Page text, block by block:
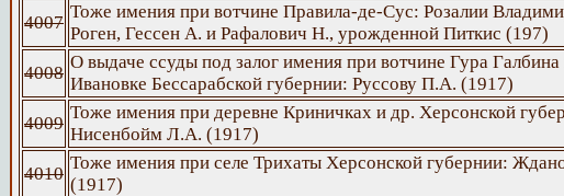
4007
Тоже имения при вотчине Правила-де-Сус: Розалии
Роген, Гессен А. и Рафалович Н., урожденной Питкис (197)
4008
О выдаче ссуды под залог имения при вотчине Гура Галбина
Ивановке Бессарабской губернии: Руссову П.А. (1917)
4009
Тоже имения при деревне Криничках и др. Херсонской
Нисенбойм Л.А. (1917)
4010
Тоже имения при селе Трихаты Херсонской губернии:
(1917)